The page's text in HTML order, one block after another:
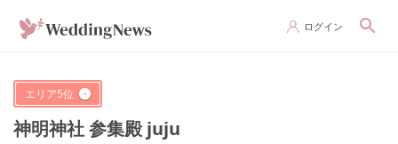
ログイン
エリア5位
神明神社 参集殿 juju